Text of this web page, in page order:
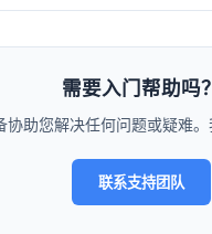
需要入门帮助吗？
协助您解决任何问题或疑难
联系支持团队